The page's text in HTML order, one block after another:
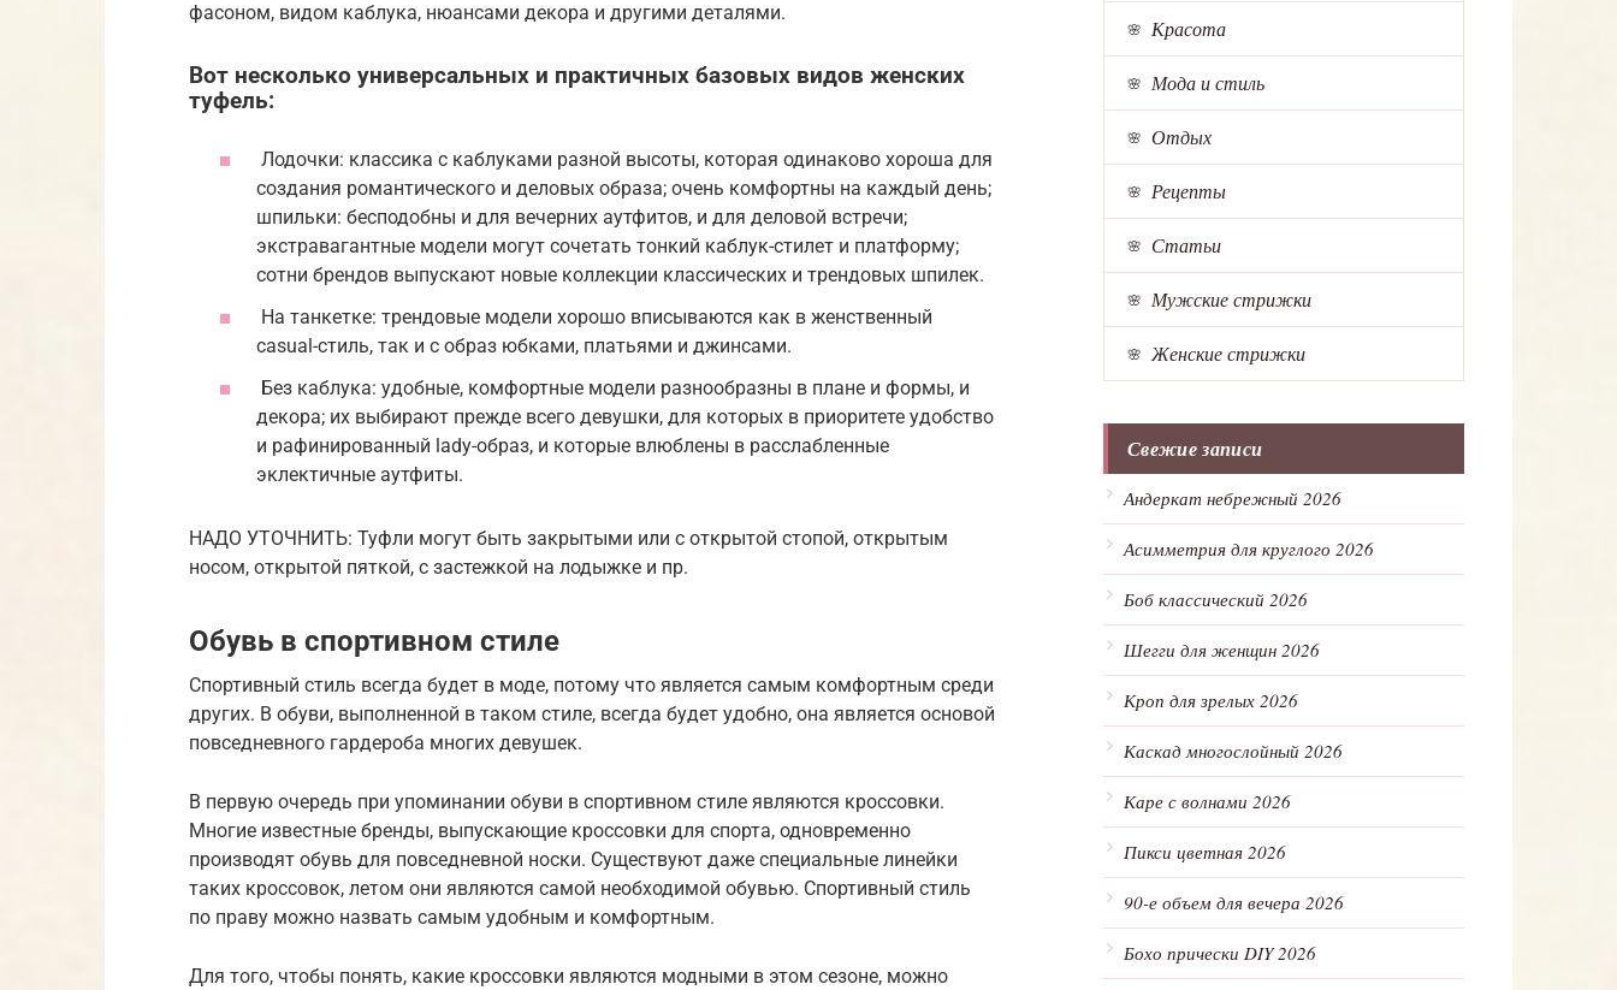
фасоном, видом каблука, нюансами декора и другими деталями.
Вот несколько универсальных и практичных базовых видов женских
туфель:
Лодочки: классика с каблуками разной высоты, которая одинаково хороша для
создания романтического и деловых образа; очень комфортны на каждый день;
шпильки: бесподобны и для вечерних аутфитов, и для деловой встречи;
экстравагантные модели могут сочетать тонкий каблук-стилет и платформу;
сотни брендов выпускают новые коллекции классических и трендовых шпилек.
На танкетке: трендовые модели хорошо вписываются как в женственный
casual-стиль, так и с образ юбками, платьями и джинсами.
Без каблука: удобные, комфортные модели разнообразны в плане и формы, и
декора; их выбирают прежде всего девушки, для которых в приоритете удобство
и рафинированный lady-образ, и которые влюблены в расслабленные
эклектичные аутфиты.
НАДО УТОЧНИТЬ: Туфли могут быть закрытыми или с открытой стопой, открытым
носом, открытой пяткой, с застежкой на лодыжке и пр.
Обувь в спортивном стиле
Спортивный стиль всегда будет в моде, потому что является самым комфортным среди
других. В обуви, выполненной в таком стиле, всегда будет удобно, она является основой
повседневного гардероба многих девушек.
В первую очередь при упоминании обуви в спортивном стиле являются кроссовки.
Многие известные бренды, выпускающие кроссовки для спорта, одновременно
производят обувь для повседневной носки. Существуют даже специальные линейки
таких кроссовок, летом они являются самой необходимой обувью. Спортивный стиль
по праву можно назвать самым удобным и комфортным.
Для того, чтобы понять, какие кроссовки являются модными в этом сезоне, можно
Красота
Мода и стиль
Отдых
Рецепты
Статьи
Мужские стрижки
Женские стрижки
Свежие записи
Андеркат небрежный 2026
Асимметрия для круглого 2026
Боб классический 2026
Шегги для женщин 2026
Кроп для зрелых 2026
Каскад многослойный 2026
Каре с волнами 2026
Пикси цветная 2026
90-е объем для вечера 2026
Бохо прически DIY 2026